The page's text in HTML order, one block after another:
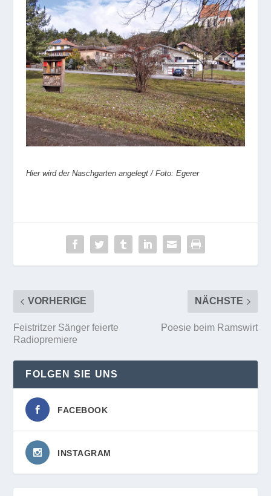
Hier wird der Naschgarten angelegt / Foto: Egerer
VORHERIGE
Feistritzer Sänger feierte
Radiopremiere
NÄCHSTE
Poesie beim Ramswirt
FOLGEN SIE UNS
FACEBOOK
INSTAGRAM